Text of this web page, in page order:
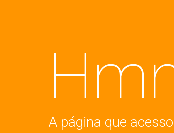
A página que